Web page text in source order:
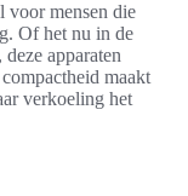
voor mensen die
Of het nu in de
apparaten
maakt
verkoeling het